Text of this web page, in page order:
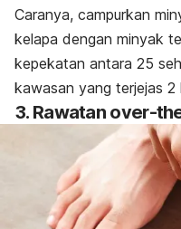
Caranya, campurkan
kelapa dengan minyak
kepekatan antara 25
kawasan yang terjejas 2
3. Rawatan over-